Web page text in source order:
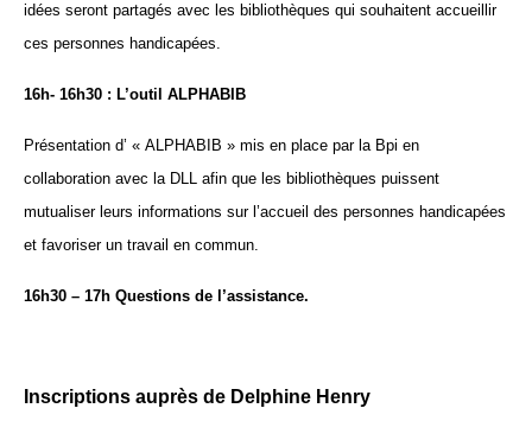
idées seront partagés avec les bibliothèques qui souhaitent accueillir
ces personnes handicapées.
16h- 16h30 : L’outil ALPHABIB
Présentation d’ « ALPHABIB » mis en place par la Bpi en
collaboration avec la DLL afin que les bibliothèques puissent
mutualiser leurs informations sur l’accueil des personnes handicapées
et favoriser un travail en commun.
16h30 – 17h Questions de l’assistance.
Inscriptions auprès de Delphine Henry